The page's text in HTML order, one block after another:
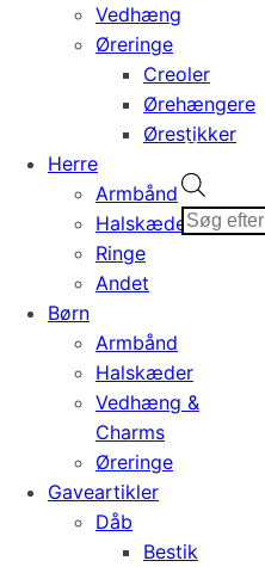
Vedhæng
Øreringe
Creoler
Ørehængere
Ørestikker
Herre
Armbånd
Halskæder
Ringe
Andet
Børn
Armbånd
Halskæder
Vedhæng &
Charms
Øreringe
Gaveartikler
Dåb
Bestik
search